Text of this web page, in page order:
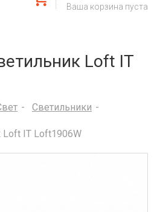
Ваша корзина пуста
Loft IT
Светильники
Loft IT Loft1906W